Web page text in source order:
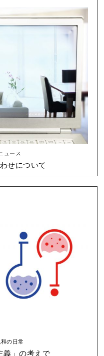
ュース
せについて
和の日常
義」の考えで